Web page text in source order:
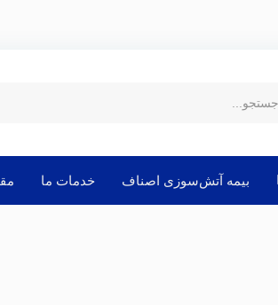
بیمه آتش‌سوزی اصناف خدمات ما